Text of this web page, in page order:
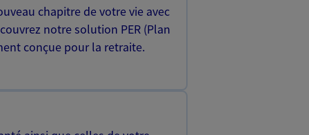
chapitre de votre vie avec
notre solution PER (Plan
conçue pour la retraite.